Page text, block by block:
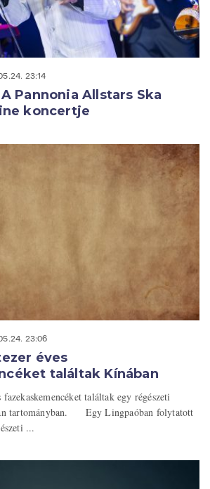
23:14
Pannonia Allstars Ska
koncertje
23:06
éves
találtak Kínában
találtak egy régészeti
tartományban. Egy Lingpaóban folytatott
...